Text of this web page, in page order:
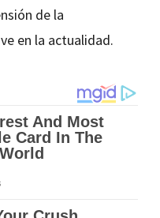
de la
en la actualidad.